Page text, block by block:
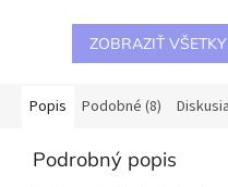
ZOBRAZIŤ
Popis Podobné (8) Diskusia
Podrobný popis